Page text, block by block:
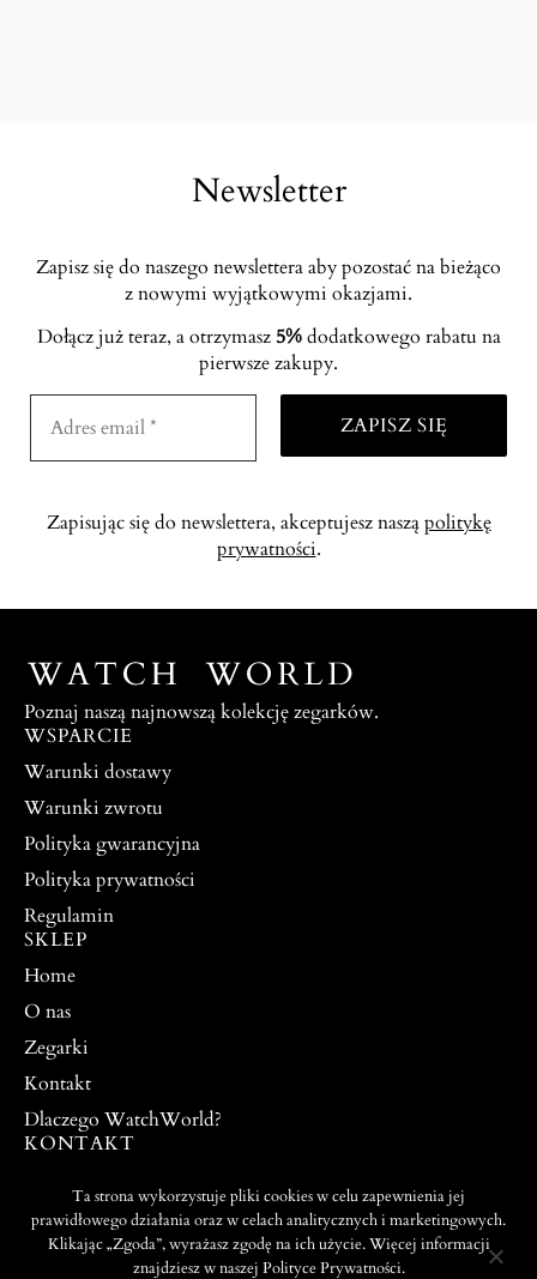
Newsletter
Zapisz się do naszego newslettera aby pozostać na bieżąco
z nowymi wyjątkowymi okazjami.
Dołącz już teraz, a otrzymasz 5%dodatkowego rabatu na
pierwsze zakupy.
Zapisując się do newslettera, akceptujesz nasząpolitykę
prywatności.
Poznaj naszą najnowszą kolekcję zegarków.
WSPARCIE
Warunki dostawy
Warunki zwrotu
Polityka gwarancyjna
Polityka prywatności
Regulamin
SKLEP
Home
O nas
Zegarki
Kontakt
Dlaczego WatchWorld?
KONTAKT
504 917 976
Ta strona wykorzystuje pliki cookies w celu zapewnienia jej
prawidłowego działania oraz w celach analitycznych i marketingowych.
Klikając „Zgoda”, wyrażasz zgodę na ich użycie. Więcej informacji
znajdziesz w naszej Polityce Prywatności.